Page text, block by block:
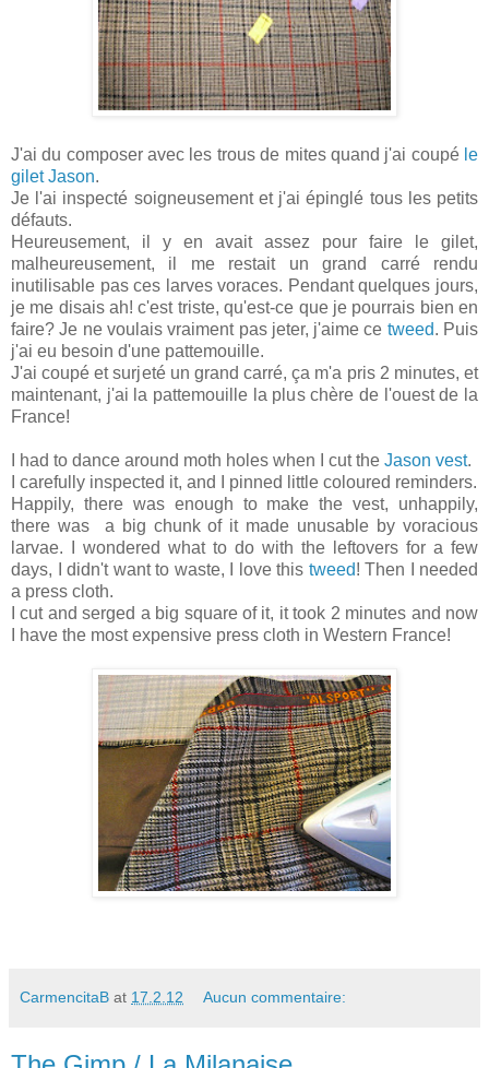
J'ai du composer avec les trous de mites quand j'ai coupé le
gilet Jason.
Je l'ai inspecté soigneusement et j'ai épinglé tous les petits
défauts.
Heureusement, il y en avait assez pour faire le gilet,
malheureusement, il me restait un grand carré rendu
inutilisable pas ces larves voraces. Pendant quelques jours,
je me disais ah! c'est triste, qu'est-ce que je pourrais bien en
faire? Je ne voulais vraiment pas jeter, j'aime ce tweed. Puis
j'ai eu besoin d'une pattemouille.
J'ai coupé et surjeté un grand carré, ça m'a pris 2 minutes, et
maintenant, j'ai la pattemouille la plus chère de l'ouest de la
France!
I had to dance around moth holes when I cut the Jason vest.
I carefully inspected it, and I pinned little coloured reminders.
Happily, there was enough to make the vest, unhappily,
there was a big chunk of it made unusable by voracious
larvae. I wondered what to do with the leftovers for a few
days, I didn't want to waste, I love this tweed! Then I needed
a press cloth.
I cut and serged a big square of it, it took 2 minutes and now
I have the most expensive press cloth in Western France!
CarmencitaB at 17.2.12 Aucun commentaire: